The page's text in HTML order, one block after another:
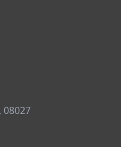
08027